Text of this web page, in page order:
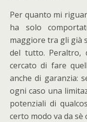
Per quanto mi
ha solo
maggiore tra gli già
del tutto. Peraltro,
cercato di fare
anche di garanzia:
ogni caso una
potenziali di
certo modo va da sè